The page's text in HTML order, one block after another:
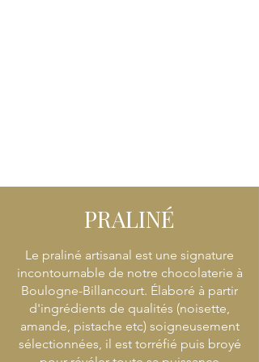
PRALINÉ
Le praliné artisanal est une signature
incontournable de notre chocolaterie à
Boulogne-Billancourt. Élaboré à partir
d'ingrédients de qualités (noisette,
amande, pistache etc) soigneusement
sélectionnées, il est torréfié puis broyé